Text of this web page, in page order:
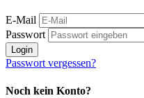
E-Mail
Passwort
Login
Passwort vergessen?
Noch kein Konto?